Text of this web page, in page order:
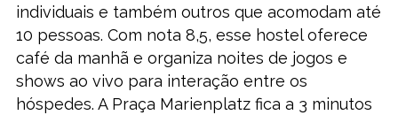
individuais e também outros que acomodam até
10 pessoas. Com nota 8,5, esse hostel oferece
café da manhã e organiza noites de jogos e
shows ao vivo para interação entre os
hóspedes. A Praça Marienplatz fica a 3 minutos